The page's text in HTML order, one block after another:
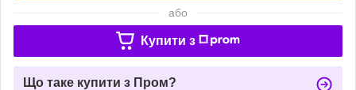
або
Купити з
Що таке купити з Пром?